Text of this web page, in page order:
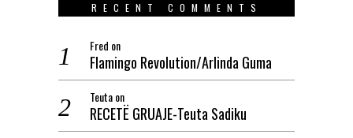
RECENT COMMENTS
Fred on
Flamingo Revolution/Arlinda Guma
Teutaon
RECETË GRUAJE-Teuta Sadiku